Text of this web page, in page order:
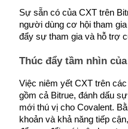
Khóa BTR
Đầu tư độc quyền cho
Sự sẵn có của CXT trên
người dùng cơ hội tham
đẩy sự tham gia và hỗ trợ
Thúc đẩy tầm nhìn
Việc niêm yết CXT trên
gồm cả Bitrue, đánh dấu
mới thú vị cho Covalent.
khoản và khả năng tiếp